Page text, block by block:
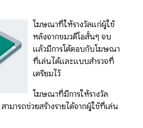
โฆษณาที่ให้รางวัลแก่ผู้ใช้
หลังจากชมวิดีโอสั้นๆ จบ
แล้วมีการโต้ตอบกับโฆษณา
ที่เล่นได้และแบบสำรวจที่
เตรียมไว้
โฆษณาที่มีการให้รางวัล
ามารถช่วยสร้างรายได้จากผู้ใช้ที่เล่น